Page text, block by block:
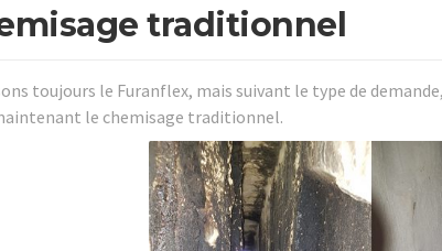
traditionnel
toujours le Furanflex, mais suivant le type de
le chemisage traditionnel.